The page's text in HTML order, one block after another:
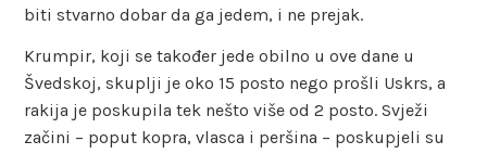
biti stvarno dobar da ga jedem, i ne prejak.
Krumpir, koji se također jede obilno u ove dane u
Švedskoj, skuplji je oko 15 posto nego prošli Uskrs, a
rakija je poskupila tek nešto više od 2 posto. Svježi
začini – poput kopra, vlasca i peršina – poskupjeli su